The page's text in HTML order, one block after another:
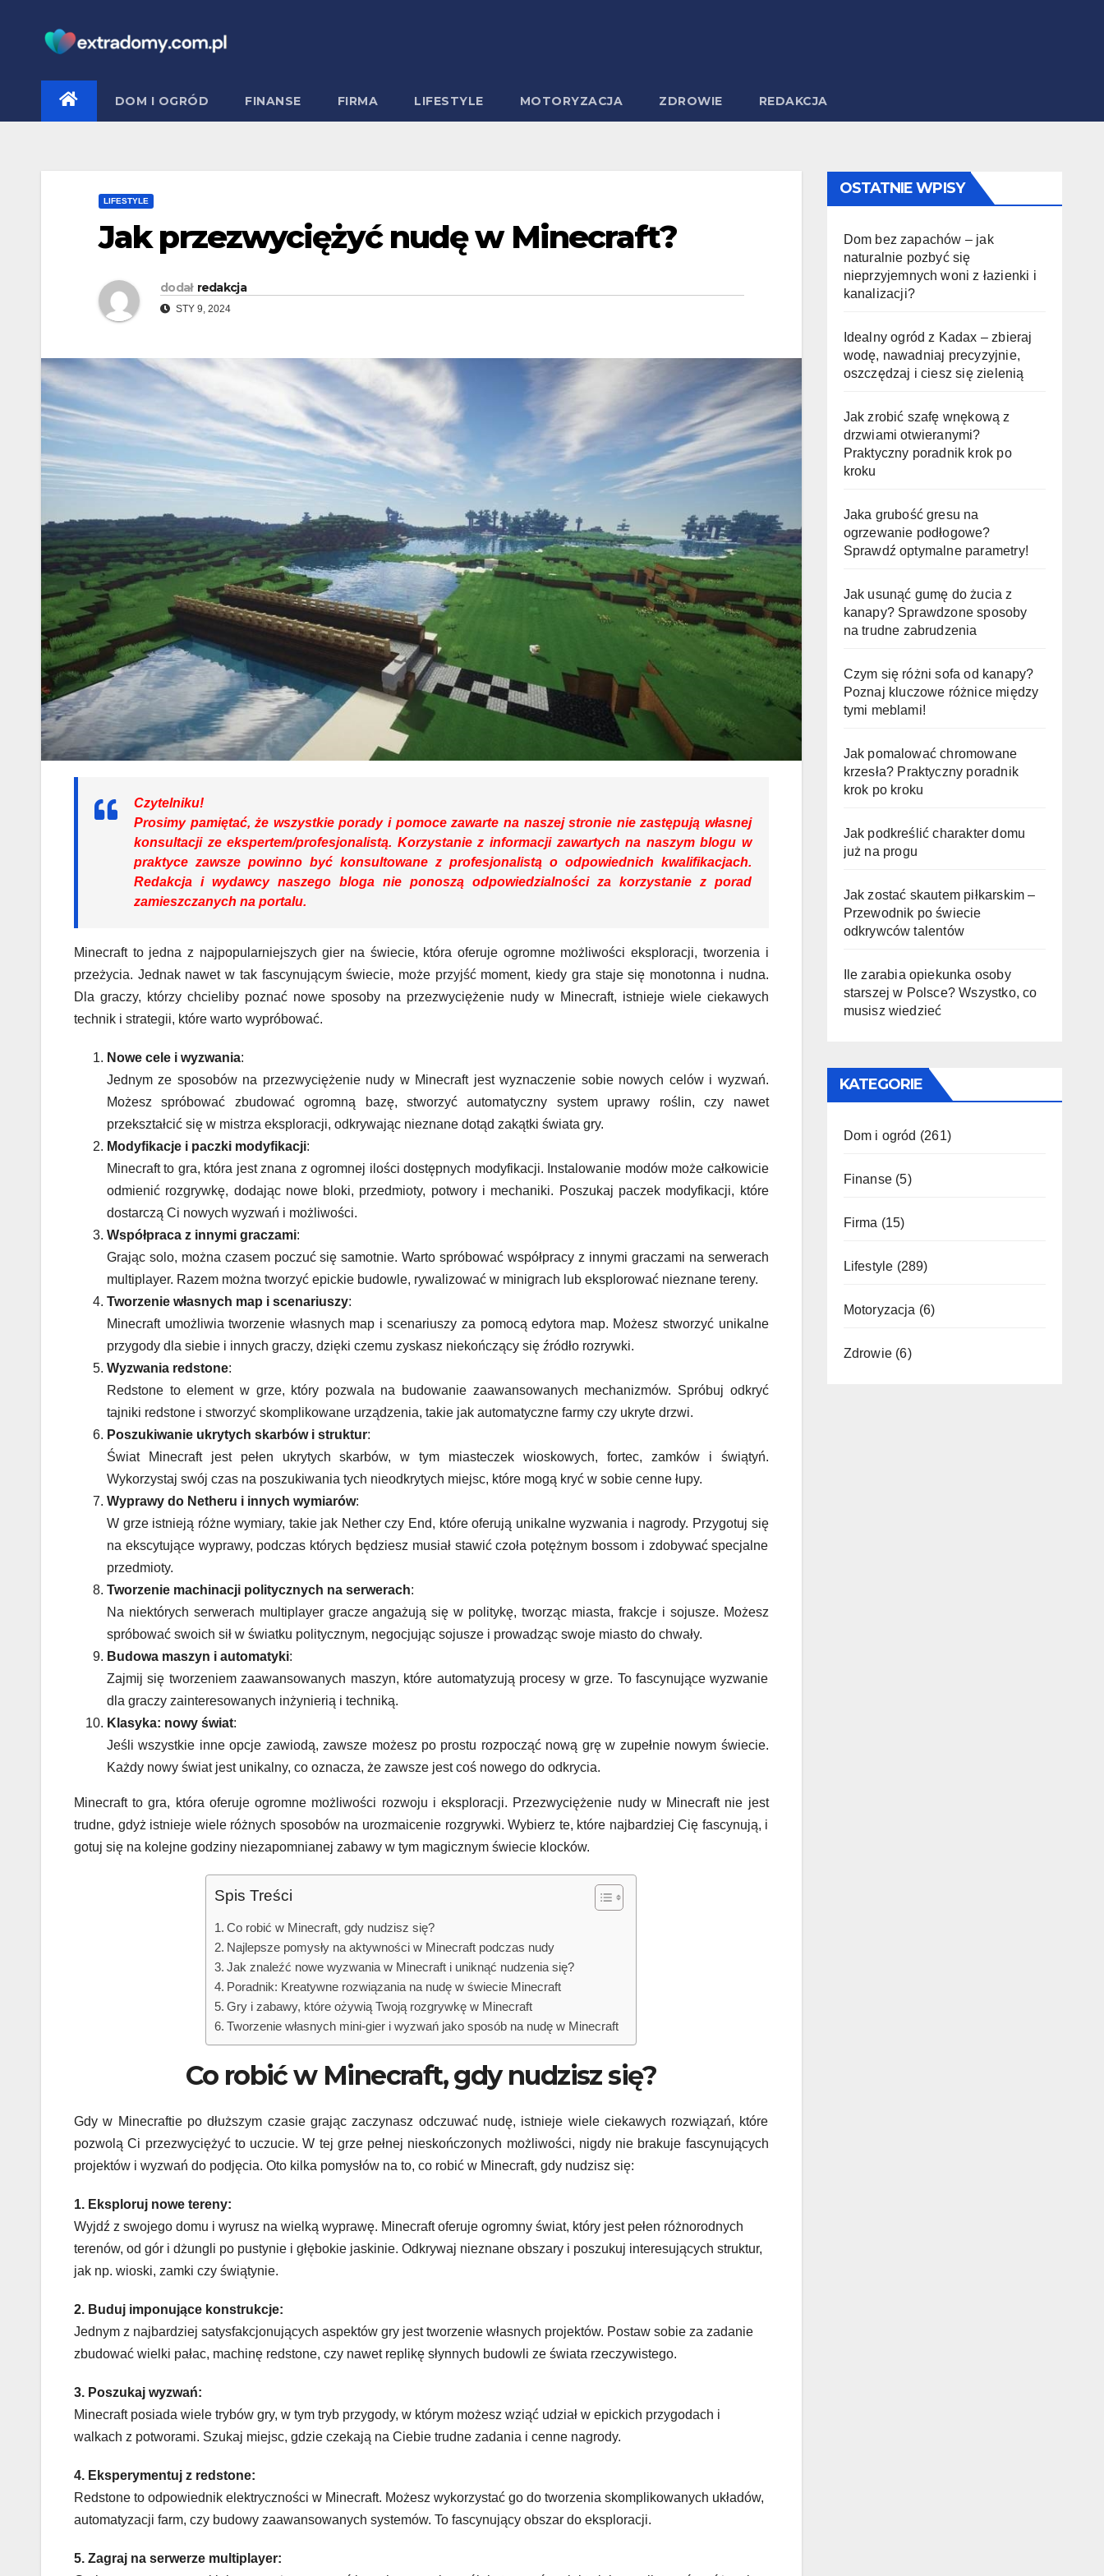
DOM I OGRÓD FINANSE FIRMA LIFESTYLE MOTORYZACJA ZDROWIE REDAKCJA
LIFESTYLE
Jak przezwyciężyć nudę w Minecraft?
dodał redakcja
STY 9, 2024
Czytelniku!
Prosimy pamiętać, że wszystkie porady i pomoce zawarte na naszej stronie nie zastępują własnej
konsultacji ze ekspertem/profesjonalistą. Korzystanie z informacji zawartych na naszym blogu w
praktyce zawsze powinno być konsultowane z profesjonalistą o odpowiednich kwalifikacjach.
Redakcja i wydawcy naszego bloga nie ponoszą odpowiedzialności za korzystanie z porad
zamieszczanych na portalu.
Minecraft to jedna z najpopularniejszych gier na świecie, która oferuje ogromne możliwości eksploracji, tworzenia i
przeżycia. Jednak nawet w tak fascynującym świecie, może przyjść moment, kiedy gra staje się monotonna i nudna.
Dla graczy, którzy chcieliby poznać nowe sposoby na przezwyciężenie nudy w Minecraft, istnieje wiele ciekawych
technik i strategii, które warto wypróbować.
Nowe cele i wyzwania:
Jednym ze sposobów na przezwyciężenie nudy w Minecraft jest wyznaczenie sobie nowych celów i wyzwań.
Możesz spróbować zbudować ogromną bazę, stworzyć automatyczny system uprawy roślin, czy nawet
przekształcić się w mistrza eksploracji, odkrywając nieznane dotąd zakątki świata gry.
Modyfikacje i paczki modyfikacji:
Minecraft to gra, która jest znana z ogromnej ilości dostępnych modyfikacji. Instalowanie modów może całkowicie
odmienić rozgrywkę, dodając nowe bloki, przedmioty, potwory i mechaniki. Poszukaj paczek modyfikacji, które
dostarczą Ci nowych wyzwań i możliwości.
Współpraca z innymi graczami:
Grając solo, można czasem poczuć się samotnie. Warto spróbować współpracy z innymi graczami na serwerach
multiplayer. Razem można tworzyć epickie budowle, rywalizować w minigrach lub eksplorować nieznane tereny.
Tworzenie własnych map i scenariuszy:
Minecraft umożliwia tworzenie własnych map i scenariuszy za pomocą edytora map. Możesz stworzyć unikalne
przygody dla siebie i innych graczy, dzięki czemu zyskasz niekończący się źródło rozrywki.
Wyzwania redstone:
Redstone to element w grze, który pozwala na budowanie zaawansowanych mechanizmów. Spróbuj odkryć
tajniki redstone i stworzyć skomplikowane urządzenia, takie jak automatyczne farmy czy ukryte drzwi.
Poszukiwanie ukrytych skarbów i struktur:
Świat Minecraft jest pełen ukrytych skarbów, w tym miasteczek wioskowych, fortec, zamków i świątyń.
Wykorzystaj swój czas na poszukiwania tych nieodkrytych miejsc, które mogą kryć w sobie cenne łupy.
Wyprawy do Netheru i innych wymiarów:
W grze istnieją różne wymiary, takie jak Nether czy End, które oferują unikalne wyzwania i nagrody. Przygotuj się
na ekscytujące wyprawy, podczas których będziesz musiał stawić czoła potężnym bossom i zdobywać specjalne
przedmioty.
Tworzenie machinacji politycznych na serwerach:
Na niektórych serwerach multiplayer gracze angażują się w politykę, tworząc miasta, frakcje i sojusze. Możesz
spróbować swoich sił w światku politycznym, negocjując sojusze i prowadząc swoje miasto do chwały.
Budowa maszyn i automatyki:
Zajmij się tworzeniem zaawansowanych maszyn, które automatyzują procesy w grze. To fascynujące wyzwanie
dla graczy zainteresowanych inżynierią i techniką.
Klasyka: nowy świat:
Jeśli wszystkie inne opcje zawiodą, zawsze możesz po prostu rozpocząć nową grę w zupełnie nowym świecie.
Każdy nowy świat jest unikalny, co oznacza, że zawsze jest coś nowego do odkrycia.
Minecraft to gra, która oferuje ogromne możliwości rozwoju i eksploracji. Przezwyciężenie nudy w Minecraft nie jest
trudne, gdyż istnieje wiele różnych sposobów na urozmaicenie rozgrywki. Wybierz te, które najbardziej Cię fascynują, i
gotuj się na kolejne godziny niezapomnianej zabawy w tym magicznym świecie klocków.
Spis Treści
Co robić w Minecraft, gdy nudzisz się?
Najlepsze pomysły na aktywności w Minecraft podczas nudy
Jak znaleźć nowe wyzwania w Minecraft i uniknąć nudzenia się?
Poradnik: Kreatywne rozwiązania na nudę w świecie Minecraft
Gry i zabawy, które ożywią Twoją rozgrywkę w Minecraft
Tworzenie własnych mini-gier i wyzwań jako sposób na nudę w Minecraft
Co robić w Minecraft, gdy nudzisz się?
Gdy w Minecraftie po dłuższym czasie grając zaczynasz odczuwać nudę, istnieje wiele ciekawych rozwiązań, które
pozwolą Ci przezwyciężyć to uczucie. W tej grze pełnej nieskończonych możliwości, nigdy nie brakuje fascynujących
projektów i wyzwań do podjęcia. Oto kilka pomysłów na to, co robić w Minecraft, gdy nudzisz się:
1. Eksploruj nowe tereny:
Wyjdź z swojego domu i wyrusz na wielką wyprawę. Minecraft oferuje ogromny świat, który jest pełen różnorodnych
terenów, od gór i dżungli po pustynie i głębokie jaskinie. Odkrywaj nieznane obszary i poszukuj interesujących struktur,
jak np. wioski, zamki czy świątynie.
2. Buduj imponujące konstrukcje:
Jednym z najbardziej satysfakcjonujących aspektów gry jest tworzenie własnych projektów. Postaw sobie za zadanie
zbudować wielki pałac, machinę redstone, czy nawet replikę słynnych budowli ze świata rzeczywistego.
3. Poszukaj wyzwań:
Minecraft posiada wiele trybów gry, w tym tryb przygody, w którym możesz wziąć udział w epickich przygodach i
walkach z potworami. Szukaj miejsc, gdzie czekają na Ciebie trudne zadania i cenne nagrody.
4. Eksperymentuj z redstone:
Redstone to odpowiednik elektryczności w Minecraft. Możesz wykorzystać go do tworzenia skomplikowanych układów,
automatyzacji farm, czy budowy zaawansowanych systemów. To fascynujący obszar do eksploracji.
5. Zagraj na serwerze multiplayer:
OSTATNIE WPISY
Dom bez zapachów – jak
naturalnie pozbyć się
nieprzyjemnych woni z łazienki i
kanalizacji?
Idealny ogród z Kadax – zbieraj
wodę, nawadniaj precyzyjnie,
oszczędzaj i ciesz się zielenią
Jak zrobić szafę wnękową z
drzwiami otwieranymi?
Praktyczny poradnik krok po
kroku
Jaka grubość gresu na
ogrzewanie podłogowe?
Sprawdź optymalne parametry!
Jak usunąć gumę do żucia z
kanapy? Sprawdzone sposoby
na trudne zabrudzenia
Czym się różni sofa od kanapy?
Poznaj kluczowe różnice między
tymi meblami!
Jak pomalować chromowane
krzesła? Praktyczny poradnik
krok po kroku
Jak podkreślić charakter domu
już na progu
Jak zostać skautem piłkarskim –
Przewodnik po świecie
odkrywców talentów
Ile zarabia opiekunka osoby
starszej w Polsce? Wszystko, co
musisz wiedzieć
KATEGORIE
Dom i ogród (261)
Finanse(5)
Firma (15)
Lifestyle (289)
Motoryzacja (6)
Zdrowie(6)